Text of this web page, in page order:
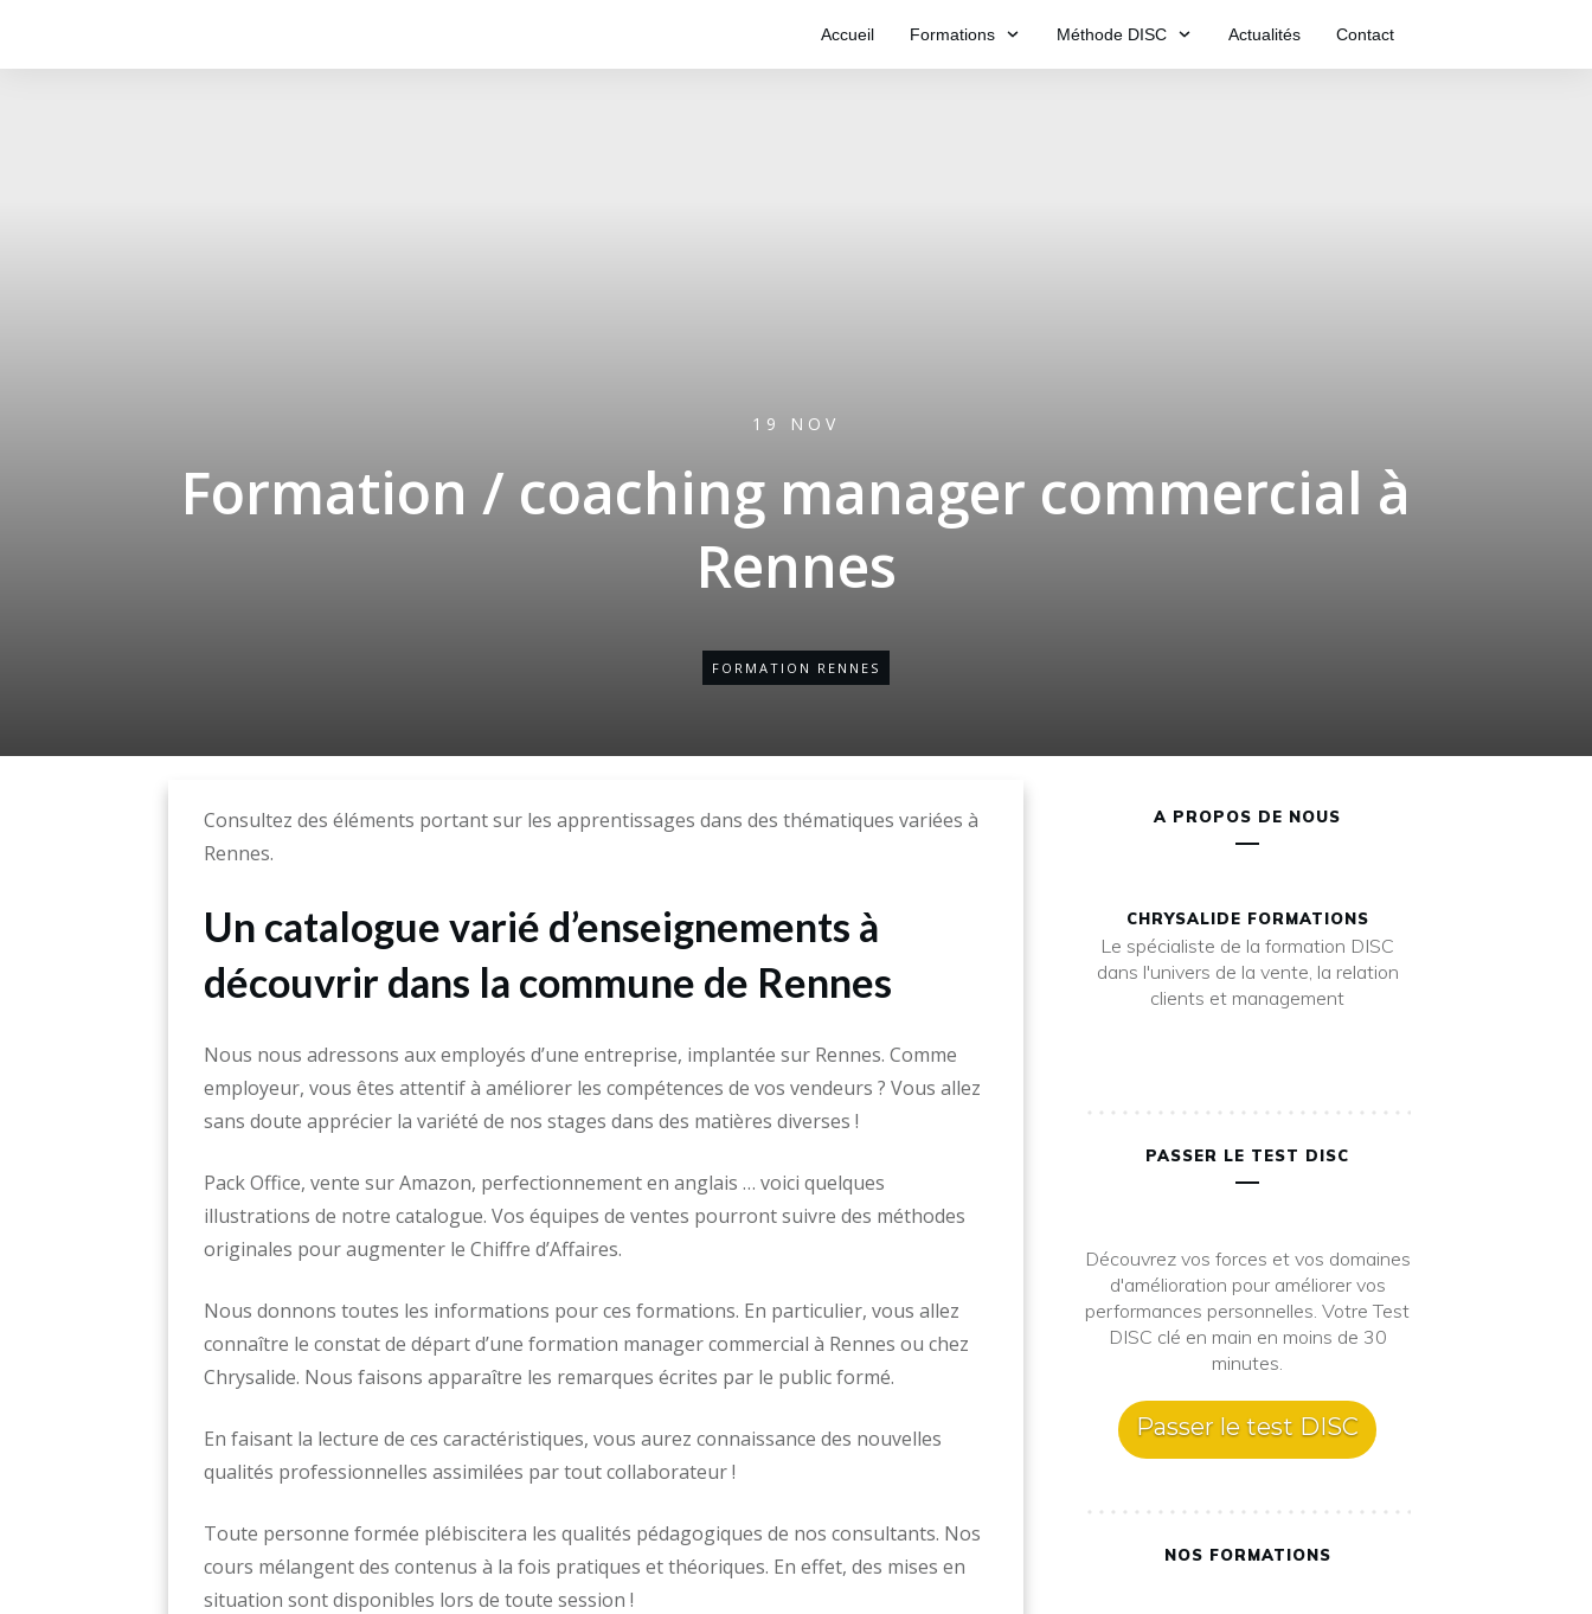
Accueil Formations Méthode DISC Actualités Contact
19 NOV
Formation / coaching manager commercial à
Rennes
FORMATION RENNES
Consultez des éléments portant sur les apprentissages dans des thématiques variées à
Rennes.
Un catalogue varié d’enseignements à
découvrir dans la commune de Rennes
Nous nous adressons aux employés d’une entreprise, implantée sur Rennes. Comme
employeur, vous êtes attentif à améliorer les compétences de vos vendeurs ? Vous allez
sans doute apprécier la variété de nos stages dans des matières diverses !
Pack Office, vente sur Amazon, perfectionnement en anglais … voici quelques
illustrations de notre catalogue. Vos équipes de ventes pourront suivre des méthodes
originales pour augmenter le Chiffre d’Affaires.
Nous donnons toutes les informations pour ces formations. En particulier, vous allez
connaître le constat de départ d’une formation manager commercial à Rennes ou chez
Chrysalide. Nous faisons apparaître les remarques écrites par le public formé.
En faisant la lecture de ces caractéristiques, vous aurez connaissance des nouvelles
qualités professionnelles assimilées par tout collaborateur !
Toute personne formée plébiscitera les qualités pédagogiques de nos consultants. Nos
cours mélangent des contenus à la fois pratiques et théoriques. En effet, des mises en
situation sont disponibles lors de toute session !
A PROPOS DE NOUS
CHRYSALIDE FORMATIONS
Le spécialiste de la formation DISC
dans l'univers de la vente, la relation
clients et management
PASSER LE TEST DISC
Découvrez vos forces et vos domaines
d'amélioration pour améliorer vos
performances personnelles. Votre Test
DISC clé en main en moins de 30
minutes.
Passer le test DISC
NOS FORMATIONS